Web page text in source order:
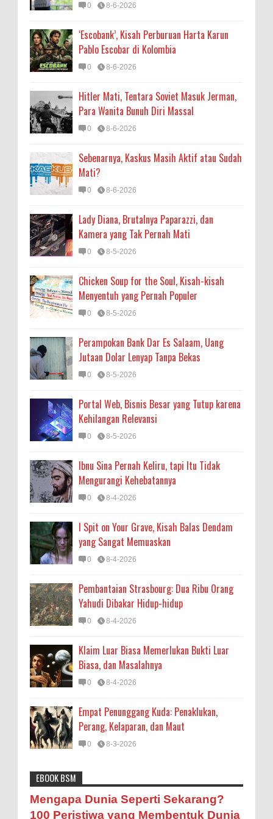
0 8-6-2026
‘Escobank’, Kisah Perburuan Harta Karun
Pablo Escobar di Kolombia
0 8-6-2026
Hitler Mati, Tentara Soviet Masuk Jerman,
Para Wanita Bunuh Diri Massal
0 8-6-2026
Sebenarnya, Kaskus Masih Aktif atau Sudah
Mati?
0 8-6-2026
Lady Diana, Brutalnya Paparazzi, dan
Kamera yang Tak Pernah Mati
0 8-5-2026
Chicken Soup for the Soul, Kisah-kisah
Menyentuh yang Pernah Populer
0 8-5-2026
Perampokan Bank Dar Es Salaam, Uang
Jutaan Dolar Lenyap Tanpa Bekas
0 8-5-2026
Portal Web, Bisnis Besar yang Tutup karena
Kehilangan Relevansi
0 8-5-2026
Ibnu Sina Pernah Keliru, tapi Itu Tidak
Mengurangi Kehebatannya
0 8-4-2026
I Spit on Your Grave, Kisah Balas Dendam
yang Sangat Memuaskan
0 8-4-2026
Pembantaian Strasbourg: Dua Ribu Orang
Yahudi Dibakar Hidup-hidup
0 8-4-2026
Klaim Luar Biasa Memerlukan Bukti Luar
Biasa, dan Masalahnya
0 8-4-2026
Empat Penunggang Kuda: Penaklukan,
Perang, Kelaparan, dan Maut
0 8-3-2026
Astronomi Biologi Budaya Buku
Bumi
Entertainment
Fakta & Statistik Fauna
Filsafat
Mengapa Negara Miskin Tidak Mencetak
Uang yang Banyak saja biar Kaya?
EBOOK BSM
Mengapa Dunia Seperti Sekarang?
100 Peristiwa yang Membentuk Dunia